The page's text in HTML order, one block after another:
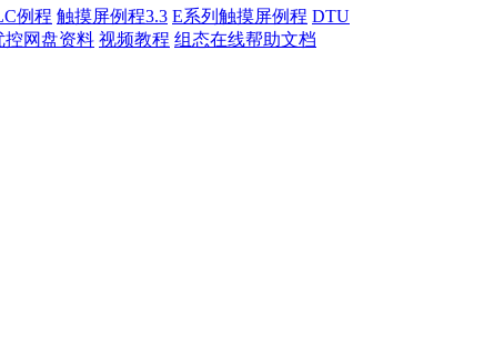
例程 触摸屏例程3.3 E系列触摸屏例程 DTU
控网盘资料 视频教程 组态在线帮助文档